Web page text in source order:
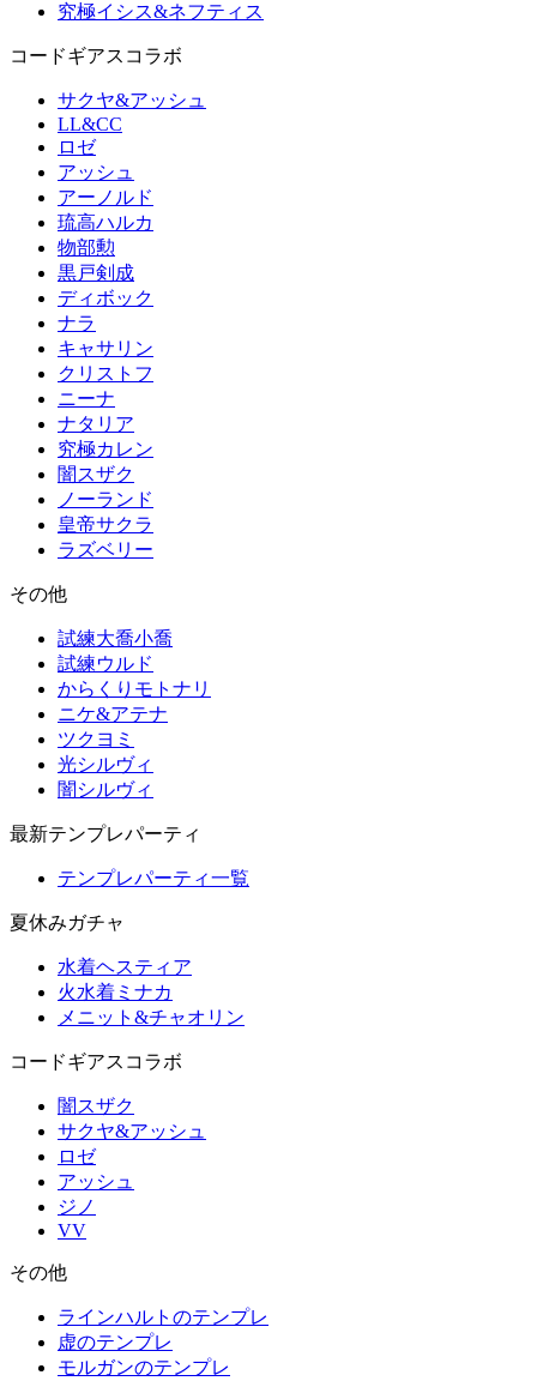
究極イシス&ネフティス
コードギアスコラボ
サクヤ&アッシュ
LL&CC
ロゼ
アッシュ
アーノルド
琉高ハルカ
物部勲
黒戸剣成
ディボック
ナラ
キャサリン
クリストフ
ニーナ
ナタリア
究極カレン
闇スザク
ノーランド
皇帝サクラ
ラズベリー
その他
試練大喬小喬
試練ウルド
からくりモトナリ
ニケ&アテナ
ツクヨミ
光シルヴィ
闇シルヴィ
最新テンプレパーティ
テンプレパーティ一覧
夏休みガチャ
水着ヘスティア
火水着ミナカ
メニット&チャオリン
コードギアスコラボ
闇スザク
サクヤ&アッシュ
ロゼ
アッシュ
ジノ
VV
その他
ラインハルトのテンプレ
虚のテンプレ
モルガンのテンプレ